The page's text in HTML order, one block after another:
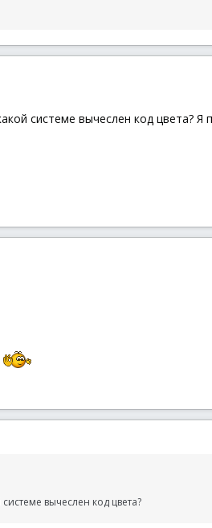
системе вычеслен код цвета?
системе вычеслен код цвета?